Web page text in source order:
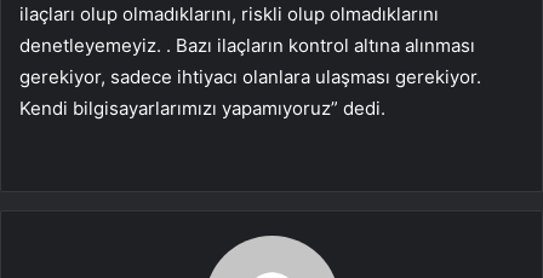
ilaçları olup olmadıklarını, riskli olup olmadıklarını
denetleyemeyiz. . Bazı ilaçların kontrol altına alınması
gerekiyor, sadece ihtiyacı olanlara ulaşması gerekiyor.
Kendi bilgisayarlarımızı yapamıyoruz” dedi.